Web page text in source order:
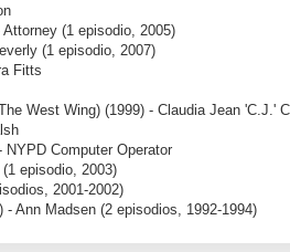
(1 episodio, 2005)
(1 episodio, 2007)
Fitts
West Wing) (1999) - Claudia Jean 'C.J.'
NYPD Computer Operator
episodio, 2003)
2001-2002)
- Ann Madsen (2 episodios, 1992-1994)